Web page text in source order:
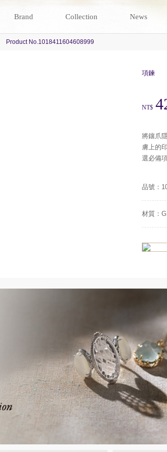
Brand Collection News
Product No.1018411604608999
項鍊
NT$
將鑲爪
膚上的
選必備項
品號：
材質：